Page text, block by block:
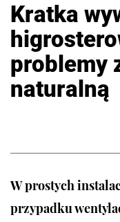
Kratka
problemy
naturalną
W prostych
przypadku